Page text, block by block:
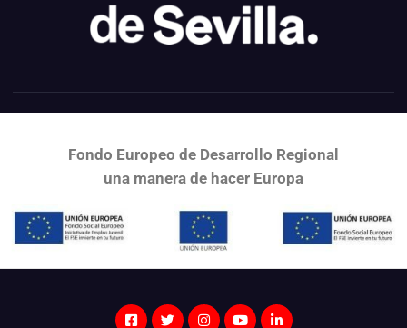
Fondo Europeo de Desarrollo Regional
una manera de hacer Europa